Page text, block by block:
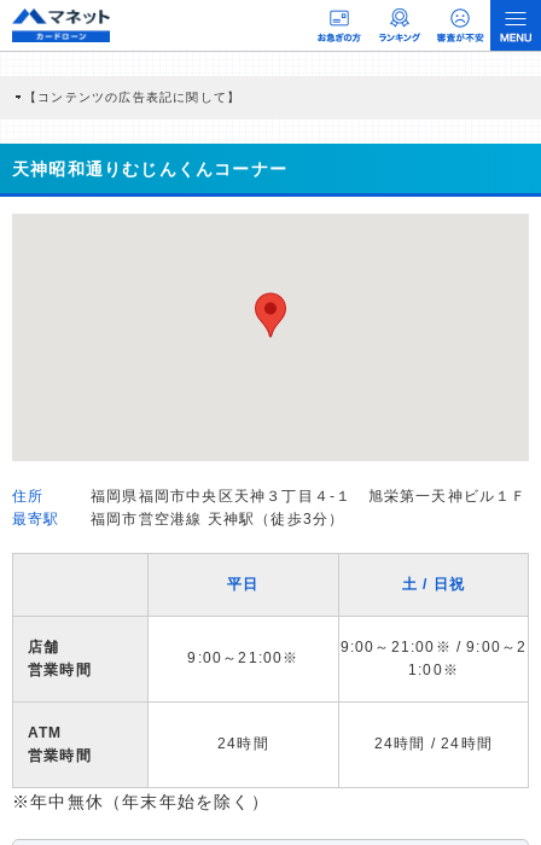
【コンテンツの広告表記に関して】
商品を根拠なくPRするものではなく、当編集部の調査／ユーザーへの口コミ収集な
どに基づき、公平性を担保した情報提供を行っています。
>提携企業一覧
天神昭和通りむじんくんコーナー
住所
福岡県福岡市中央区天神３丁目４-１ 旭栄第一天神ビル１Ｆ
最寄駅
福岡市営空港線 天神駅（徒歩3分）
平日 土 / 日祝
店舗
営業時間
9:00～21:00※
9:00～21:00※ / 9:00～2
1:00※
ATM
営業時間
24時間 24時間 / 24時間
※年中無休（年末年始を除く）